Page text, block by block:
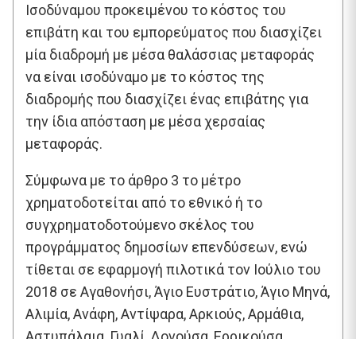
Ισοδύναμου προκειμένου το κόστος του
επιβάτη και του εμπορεύματος που διασχίζει
μία διαδρομή με μέσα θαλάσσιας μεταφοράς
να είναι ισοδύναμο με το κόστος της
διαδρομής που διασχίζει ένας επιβάτης για
την ίδια απόσταση με μέσα χερσαίας
μεταφοράς.
Σύμφωνα με το άρθρο 3 το μέτρο
χρηματοδοτείται από το εθνικό ή το
συγχρηματοδοτούμενο σκέλος του
προγράμματος δημοσίων επενδύσεων, ενώ
τίθεται σε εφαρμογή πιλοτικά τον Ιούλιο του
2018 σε Αγαθονήσι, Άγιο Ευστράτιο, Άγιο Μηνά,
Αλιμία, Ανάφη, Αντίψαρα, Αρκιούς, Αρμάθια,